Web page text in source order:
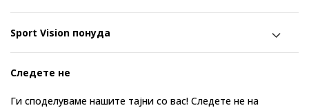
Sport Vision понуда
Следете не
Ги споделуваме нашите тајни со вас! Следете не на